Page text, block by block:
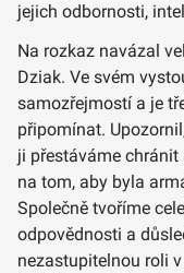
jejich odbornosti,
Na rozkaz navázal
Dziak. Ve svém
samozřejmostí a je
připomínat.
ji přestáváme
na tom, aby byla
Společně tvoříme
odpovědnosti a
nezastupitelnou roli